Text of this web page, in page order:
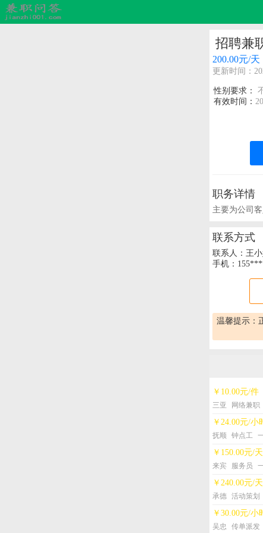
招聘兼
200.00元/天
更新时间：
性别要求：
有效时间：
职务详情
主要为公司
联系方式
联系人：王小
手机：
温馨提示：
￥10.00元/件
三亚 网络兼职
￥24.00元/小
抚顺 钟点工
￥150.00元/天
来宾 服务员
￥240.00元/天
承德 活动策划
￥30.00元/小
吴忠 传单派发